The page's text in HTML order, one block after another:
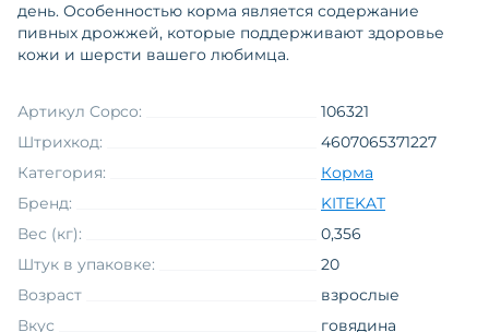
день. Особенностью корма является содержание
пивных дрожжей, которые поддерживают здоровье
кожи и шерсти вашего любимца.
Артикул Copco:
106321
Штрихкод:
4607065371227
Категория:
Корма
Бренд:
KITEKAT
Вес (кг):
0,356
Штук в упаковке:
20
Возраст
взрослые
Вкус
говядина